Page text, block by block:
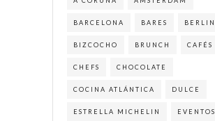
BARCELONA BARES BERLIN
BIZCOCHO BRUNCH CAFÉS
CHEFS CHOCOLATE
COCINA ATLÁNTICA DULCE
ESTRELLA MICHELIN EVENTOS